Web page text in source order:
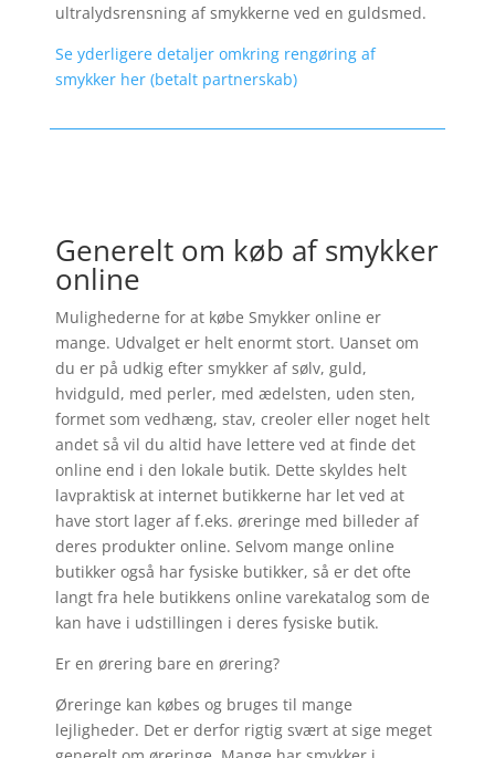
ultralydsrensning af smykkerne ved en guldsmed.
Se yderligere detaljer omkring rengøring af
smykker her (betalt partnerskab)
Generelt om køb af smykker
online
Mulighederne for at købe Smykker online er
mange. Udvalget er helt enormt stort. Uanset om
du er på udkig efter smykker af sølv, guld,
hvidguld, med perler, med ædelsten, uden sten,
formet som vedhæng, stav, creoler eller noget helt
andet så vil du altid have lettere ved at finde det
online end i den lokale butik. Dette skyldes helt
lavpraktisk at internet butikkerne har let ved at
have stort lager af f.eks. øreringe med billeder af
deres produkter online. Selvom mange online
butikker også har fysiske butikker, så er det ofte
langt fra hele butikkens online varekatalog som de
kan have i udstillingen i deres fysiske butik.
Er en ørering bare en ørering?
Øreringe kan købes og bruges til mange
lejligheder. Det er derfor rigtig svært at sige meget